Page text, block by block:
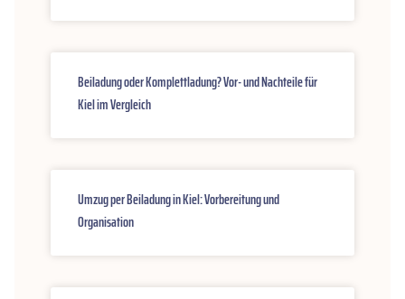
Beiladung oder Komplettladung? Vor- und Nachteile für
Kiel im Vergleich
Umzug per Beiladung in Kiel: Vorbereitung und
Organisation